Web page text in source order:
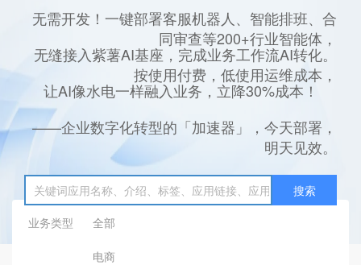
无需开发！一键部署客服机器人、智能排班、合
同审查等200+行业智能体，
无缝接入紫薯AI基座，完成业务工作流AI转化。
按使用付费，低使用运维成本，
让AI像水电一样融入业务，立降30%成本！
——企业数字化转型的「加速器」，今天部署，
明天见效。
搜索
业务类型
全部
电商